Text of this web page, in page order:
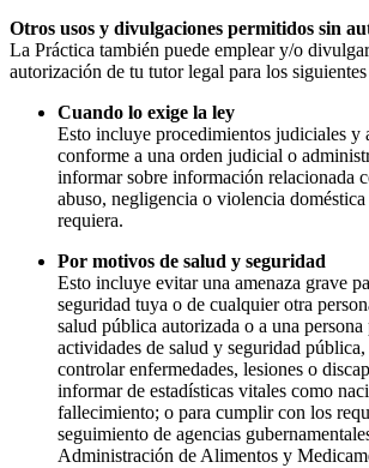
Otros usos y divulgaciones permitidos sin
La Práctica también puede emplear y/o
autorización de tu tutor legal para los
Cuando lo exige la ley
Esto incluye procedimientos judiciales y
conforme a una orden judicial o
informar sobre información relacionada
abuso, negligencia o violencia
requiera.
Por motivos de salud y seguridad
Esto incluye evitar una amenaza grave
seguridad tuya o de cualquier otra
salud pública autorizada o a una persona
actividades de salud y seguridad
controlar enfermedades, lesiones o
informar de estadísticas vitales como
fallecimiento; o para cumplir con los
seguimiento de agencias
Administración de Alimentos y